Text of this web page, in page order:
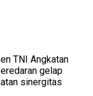
TNI Angkatan
gelap
sinergitas